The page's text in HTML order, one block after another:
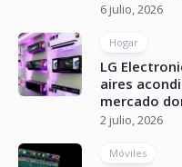
6 julio, 2026
Hogar
LG
aires
mercado
2 julio, 2026
Móviles